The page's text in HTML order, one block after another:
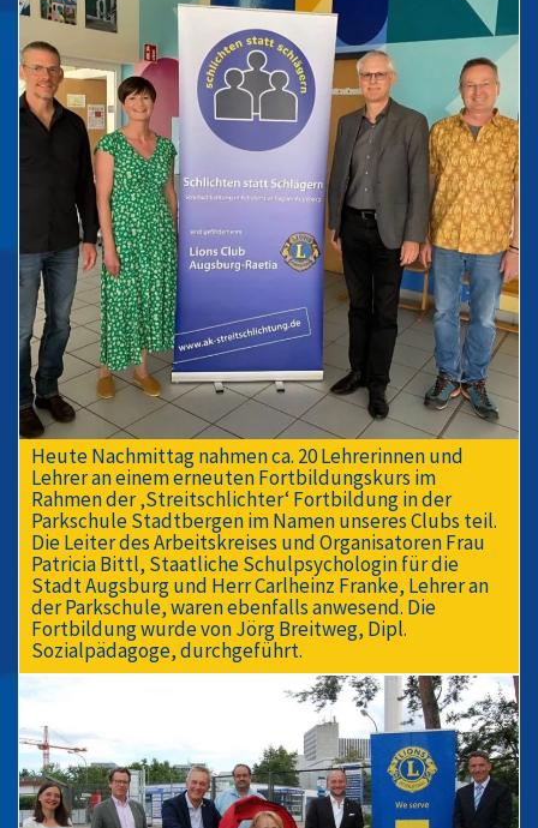
Heute Nachmittag nahmen ca. 20 Lehrerinnen und
Lehrer an einem erneuten Fortbildungskurs im
Rahmen der ‚Streitschlichter‘ Fortbildung in der
Parkschule Stadtbergen im Namen unseres Clubs teil.
Die Leiter des Arbeitskreises und Organisatoren Frau
Patricia Bittl, Staatliche Schulpsychologin für die
Stadt Augsburg und Herr Carlheinz Franke, Lehrer an
der Parkschule, waren ebenfalls anwesend. Die
Fortbildung wurde von Jörg Breitweg, Dipl.
Sozialpädagoge, durchgeführt.